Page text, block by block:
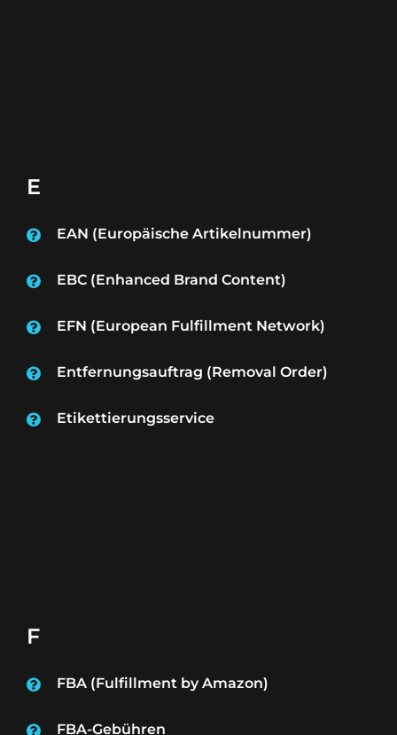
E
EAN (Europäische Artikelnummer)
EBC (Enhanced Brand Content)
EFN (European Fulfillment Network)
Entfernungsauftrag (Removal Order)
Etikettierungsservice
F
FBA (Fulfillment by Amazon)
FBA-Gebühren